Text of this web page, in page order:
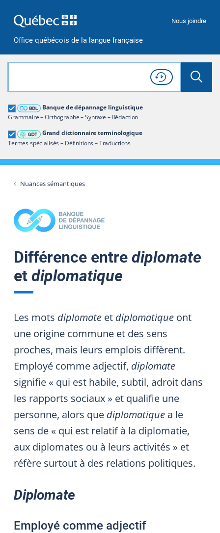
Office québécois de la langue française
Nous joindre
Rechercher dans tout le site
Lancer
Consulter l'
Historique
de recherche
Banque de dépannage linguistique
Grammaire – Orthographe – Syntaxe – Rédaction
Grand dictionnaire terminologique
Termes spécialisés – Définitions – Traductions
Grand dictionnaire terminologique
Restreindre aux termes
Nuances sémantiques
Différence entre diplomate
et diplomatique
Les mots diplomate et diplomatique ont
une origine commune et des sens
proches, mais leurs emplois diffèrent.
Employé comme adjectif, diplomate
signifie « qui est habile, subtil, adroit dans
les rapports sociaux » et qualifie une
personne, alors que diplomatique a le
sens de « qui est relatif à la diplomatie,
aux diplomates ou à leurs activités » et
réfère surtout à des relations politiques.
Diplomate
Employé comme adjectif